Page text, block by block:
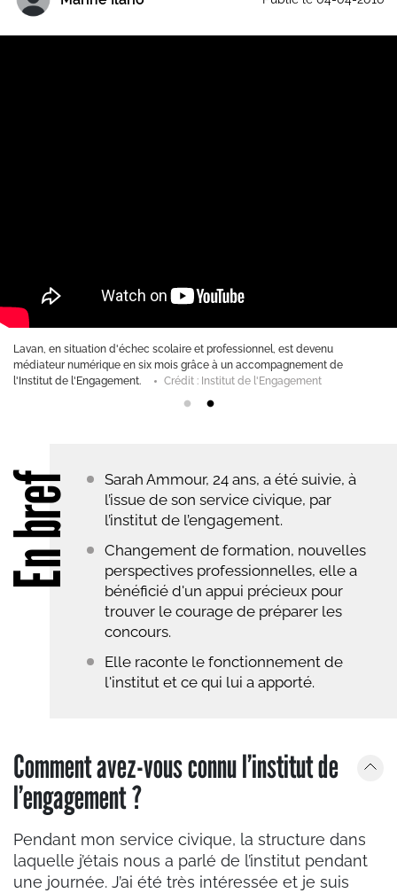
bref
Sarah Ammour, 24 ans, a été suivie, à
l’issue de son service civique, par
l’institut de l’engagement.
Changement de formation, nouvelles
perspectives professionnelles, elle a
bénéficié d'un appui précieux pour
trouver le courage de préparer les
concours.
Elle raconte le fonctionnement de
l'institut et ce qui lui a apporté.
l'engagement, a trouvé l'envie de se
écoles.
Crédit : Daniel Lindor
Lavan, en situation d'échec
médiateur numérique en six
l'Institut de l'Engagement.
Comment avez-vous connu l’institut de
l’engagement ?
Pendant mon service civique, la structure dans
laquelle j’étais nous a parlé de l’institut pendant
une journée. J’ai été très intéressée et je suis